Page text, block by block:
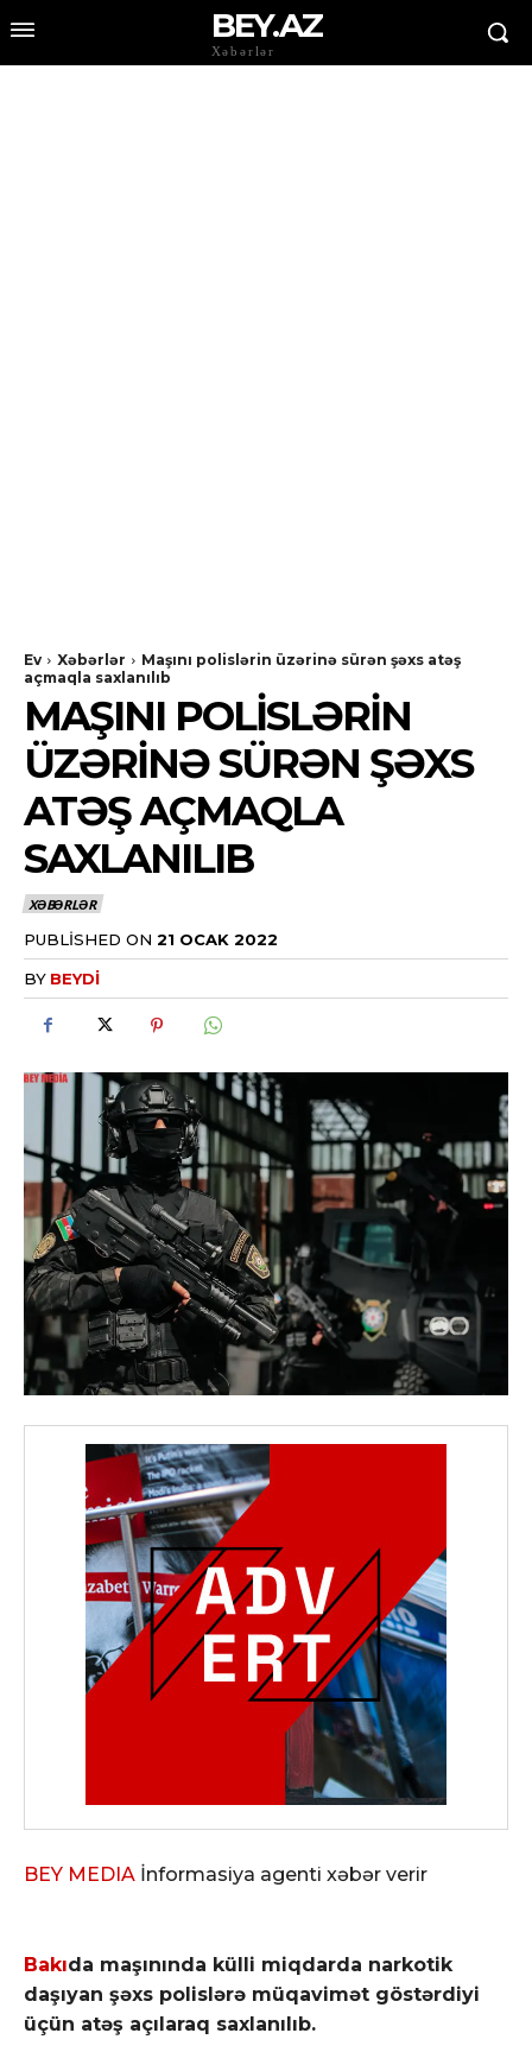
BEY.AZ
Xəbərlər
Ev Xəbərlər
Maşını polislərin üzərinə sürən şəxs atəş
açmaqla saxlanılıb
MAŞINI POLISLƏRIN
ÜZƏRINƏ SÜRƏN ŞƏXS
ATƏŞ AÇMAQLA
SAXLANILIB
XƏBƏRLƏR
PUBLISHED ON 21 OCAK 2022
BY BEYDI
BEY MEDIA İnformasiya agenti xəbər verir
Bakıda maşınında külli miqdarda narkotik
daşıyan şəxs polislərə müqavimət göstərdiyi
üçün atəş açılaraq saxlanılıb.